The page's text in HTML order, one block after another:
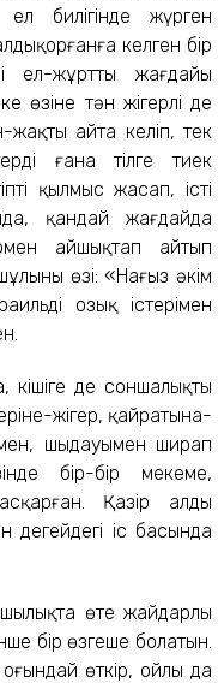
билігінде жүрген
келген бір
ел-жұрттың жағдайы
өзіне тән жігерлі де
айта келіп, тек
ғана тілге тиек
қылмыс жасап, істі
қандай жағдайда
айшықтап айтып
өзі: «Нағыз әкім
озық істерімен
кішіге де соншалықты
жігер, қайратына-
шыңдауымен ширап
бір-бір мекеме,
Қазір алды
іс басында
өте жайдарлы
бір өзгеше болатын.
өткір, ойлы да